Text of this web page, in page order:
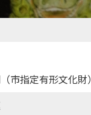
市指定有形文化財）